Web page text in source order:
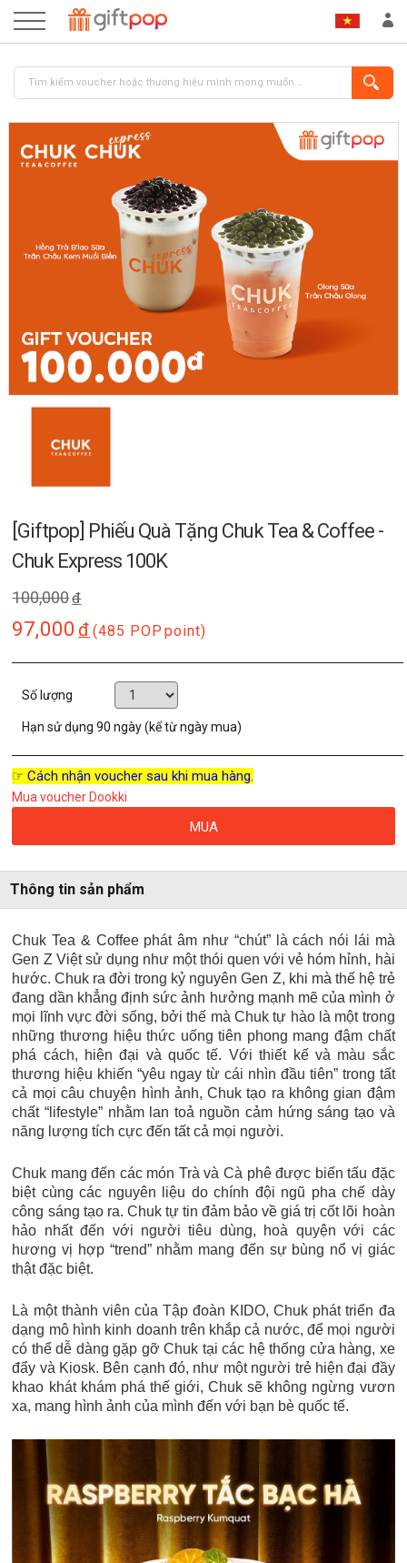
ĐĂNG NHẬP ĐĂNG KÝ
[Giftpop] Phiếu Quà Tặng Chuk Tea & Coffee -
Chuk Express 100K
100,000đ
97,000 đ (485 POP point)
Số lượng
Hạn sử dụng90 ngày (kể từ ngày mua)
☞ Cách nhận voucher sau khi mua hàng.
Mua voucher Dookki
MUA
Thông tin sản phẩm
Chuk Tea & Coffee phát âm như “chút” là cách nói lái mà
Gen Z Việt sử dụng như một thói quen với vẻ hóm hỉnh, hài
hước. Chuk ra đời trong kỷ nguyên Gen Z, khi mà thế hệ trẻ
đang dần khẳng định sức ảnh hưởng mạnh mẽ của mình ở
mọi lĩnh vực đời sống, bởi thế mà Chuk tự hào là một trong
những thương hiệu thức uống tiên phong mang đậm chất
phá cách, hiện đại và quốc tế. Với thiết kế và màu sắc
thương hiệu khiến “yêu ngay từ cái nhìn đầu tiên” trong tất
cả mọi câu chuyện hình ảnh, Chuk tạo ra không gian đậm
chất “lifestyle” nhằm lan toả nguồn cảm hứng sáng tạo và
năng lượng tích cực đến tất cả mọi người.
Chuk mang đến các món Trà và Cà phê được biến tấu đặc
biệt cùng các nguyên liệu do chính đội ngũ pha chế dày
công sáng tạo ra. Chuk tự tin đảm bảo về giá trị cốt lõi hoàn
hảo nhất đến với người tiêu dùng, hoà quyện với các
hương vị hợp “trend” nhằm mang đến sự bùng nổ vị giác
thật đặc biệt.
Là một thành viên của Tập đoàn KIDO, Chuk phát triển đa
dạng mô hình kinh doanh trên khắp cả nước, để mọi người
có thể dễ dàng gặp gỡ Chuk tại các hệ thống cửa hàng, xe
đẩy và Kiosk. Bên cạnh đó, như một người trẻ hiện đại đầy
khao khát khám phá thế giới, Chuk sẽ không ngừng vươn
xa, mang hình ảnh của mình đến với bạn bè quốc tế.